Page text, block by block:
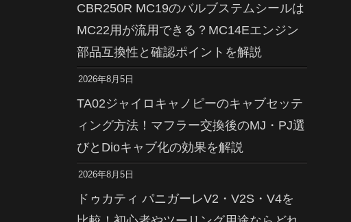
CBR250R MC19のバルブステムシールは
MC22用が流用できる？MC14Eエンジン
部品互換性と確認ポイントを解説
2026年8月5日
TA02ジャイロキャノピーのキャブセッテ
ィング方法！マフラー交換後のMJ・PJ選
びとDioキャブ化の効果を解説
2026年8月5日
ドゥカティ パニガーレV2・V2S・V4を